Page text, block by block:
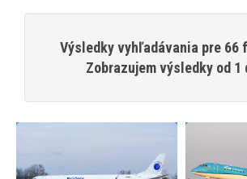
Výsledky vyhľadávania pre 66
Zobrazujem výsledky od 1